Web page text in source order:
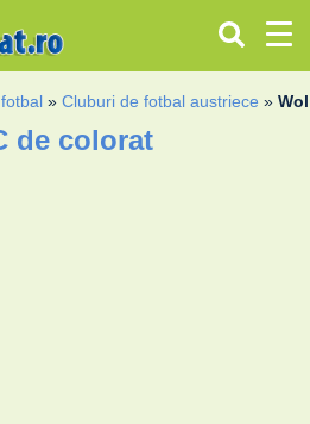
»Cluburi de fotbal austriece »
de colorat